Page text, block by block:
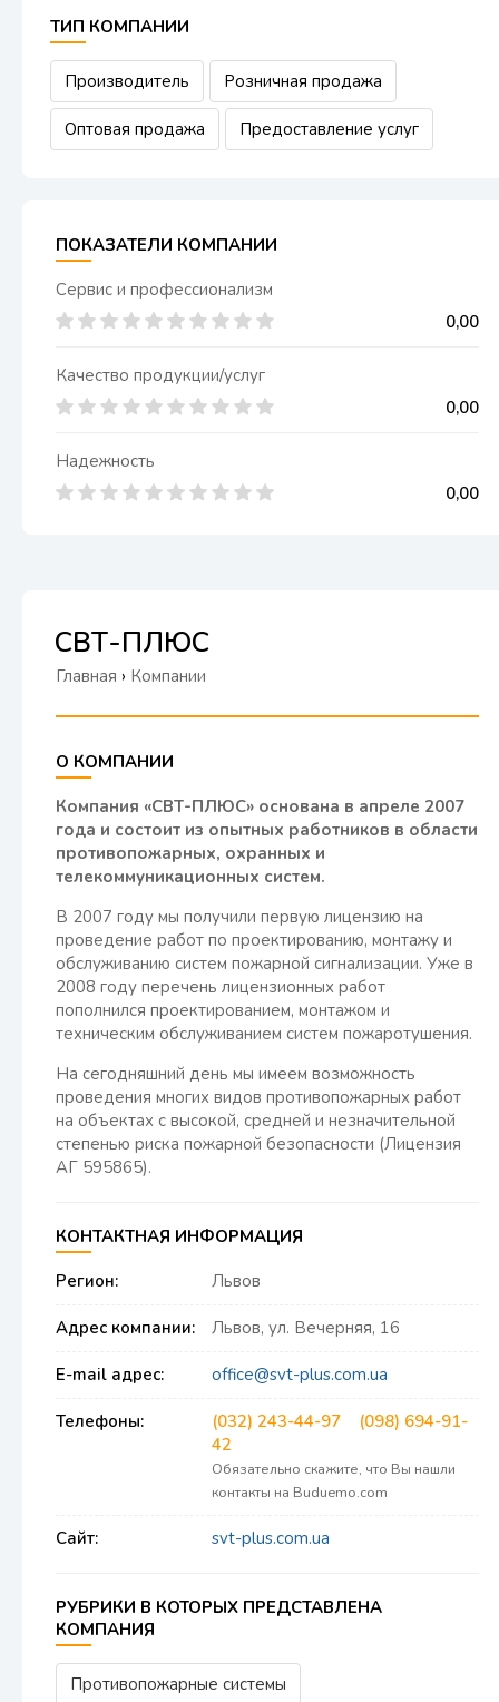
ТИП КОМПАНИИ
Производитель Розничная продажа
Оптовая продажа Предоставление услуг
ПОКАЗАТЕЛИ КОМПАНИИ
Сервис и профессионализм
0,00
Качество продукции/услуг
0,00
Надежность
0,00
СВТ-ПЛЮС
Главная › Компании
О КОМПАНИИ
Компания «СВТ-ПЛЮС» основана в апреле 2007
года и состоит из опытных работников в области
противопожарных, охранных и
телекоммуникационных систем.
В 2007 году мы получили первую лицензию на
проведение работ по проектированию, монтажу и
обслуживанию систем пожарной сигнализации. Уже в
2008 году перечень лицензионных работ
пополнился проектированием, монтажом и
техническим обслуживанием систем пожаротушения.
На сегодняшний день мы имеем возможность
проведения многих видов противопожарных работ
на объектах с высокой, средней и незначительной
степенью риска пожарной безопасности (Лицензия
АГ 595865).
КОНТАКТНАЯ ИНФОРМАЦИЯ
Регион:
Львов
Адрес компании: Львов, ул. Вечерняя, 16
E-mail адрес: office@svt-plus.com.ua
Телефоны: (032) 243-44-97
(098) 694-91-
42
Обязательно скажите, что Вы нашли
контакты на Buduemo.com
Сайт: svt-plus.com.ua
РУБРИКИ В КОТОРЫХ ПРЕДСТАВЛЕНА
КОМПАНИЯ
Противопожарные системы